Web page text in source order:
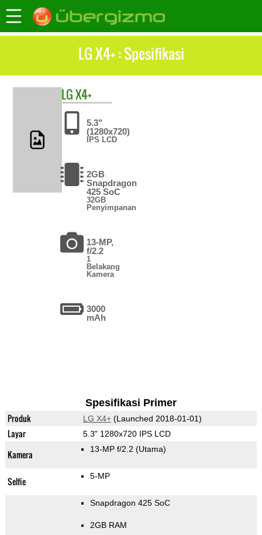
LG X4+ : Spesifikasi
LGX4+
5.3"
(1280x720)
IPS LCD
2GB
Snapdragon
425 SoC
32GB
Penyimpanan
13-MP,
f/2.2
1
Belakang
Kamera
3000
mAh
Spesifikasi Primer
Produk LG X4+(Launched 2018-01-01)
Layar 5.3" 1280x720 IPS LCD
Kamera 13-MP f/2.2 (Utama)
Selfie 5-MP
Snapdragon 425 SoC
2GB RAM